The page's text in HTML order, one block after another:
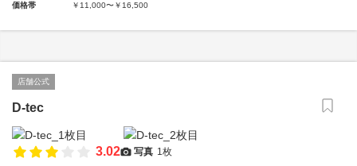
価格帯
￥11,000〜￥16,500
店舗公式
D-tec
3.02 写真 1枚